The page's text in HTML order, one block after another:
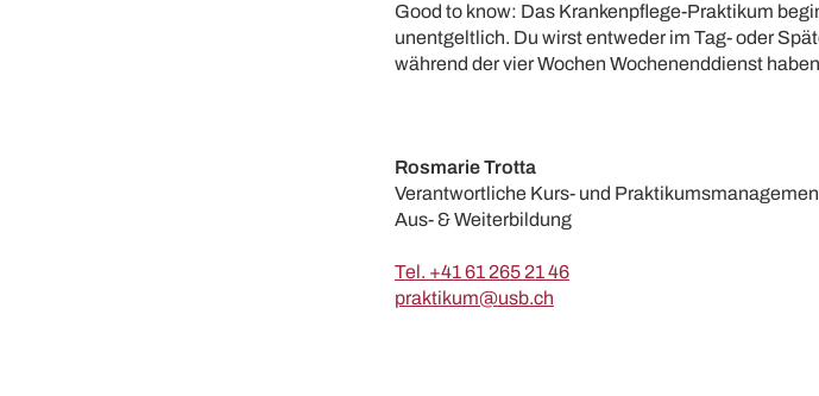
Good to know: Das Krankenpflege-Praktikum
unentgeltlich. Du wirst entweder im Tag- oder
während der vier Wochen Wochenenddienst
Rosmarie Trotta
Verantwortliche Kurs- und
Aus- & Weiterbildung
Tel. +41 61 265 21 46
praktikum@usb.ch